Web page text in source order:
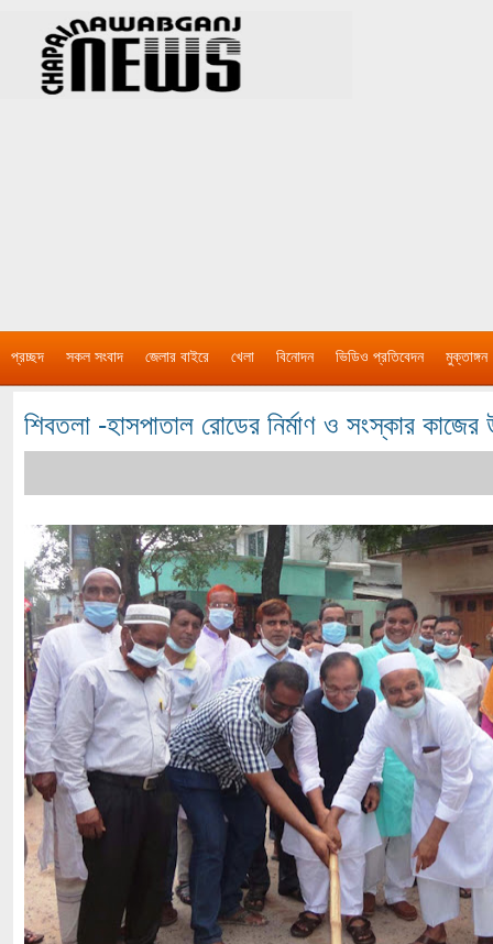
প্রচ্ছদ সকল সংবাদ জেলার বাইরে খেলা বিনোদন ভিডিও প্রতিবেদন মুক্তাঙ্গন
শিবতলা -হাসপাতাল রোডের নির্মাণ ও সংস্কার